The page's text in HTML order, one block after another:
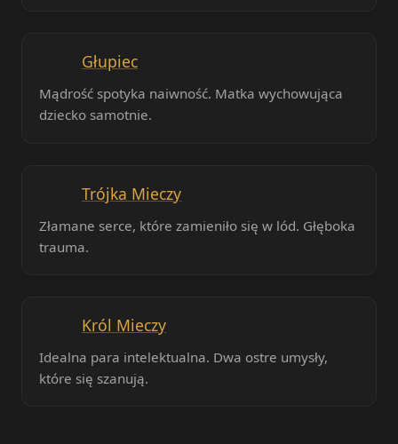
Głupiec
Mądrość spotyka naiwność. Matka wychowująca
dziecko samotnie.
Trójka Mieczy
Złamane serce, które zamieniło się w lód. Głęboka
trauma.
Król Mieczy
Idealna para intelektualna. Dwa ostre umysły,
które się szanują.